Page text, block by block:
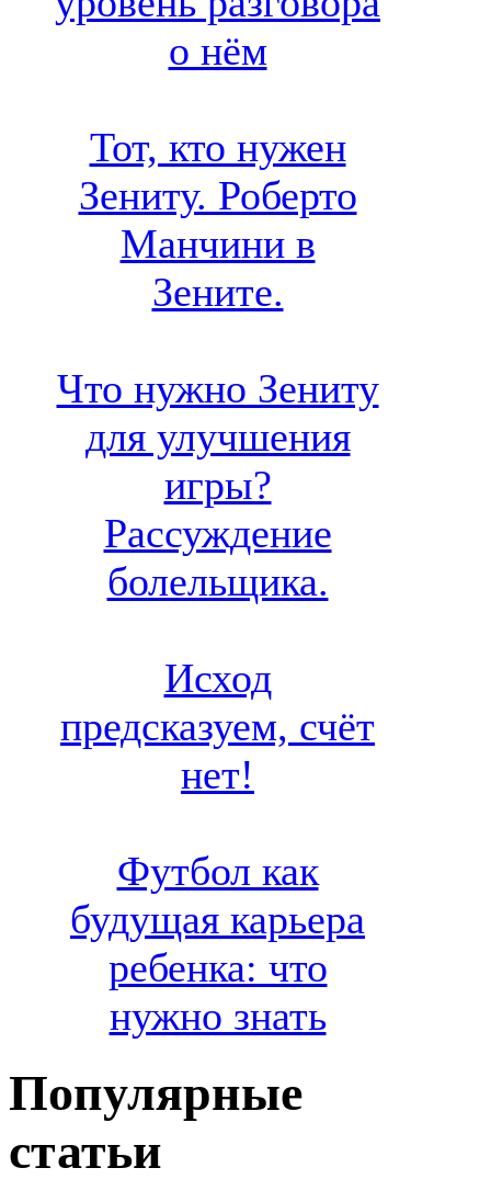
о нём
Тот, кто нужен
Зениту. Роберто
Манчини в
Зените.
Что нужно Зениту
для улучшения
игры?
Рассуждение
болельщика.
Исход
предсказуем, счёт
нет!
Футбол как
будущая карьера
ребенка: что
нужно знать
Популярные
статьи